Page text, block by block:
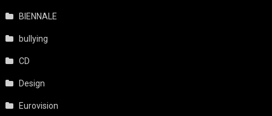
BIENNALE
bullying
CD
Design
Eurovision